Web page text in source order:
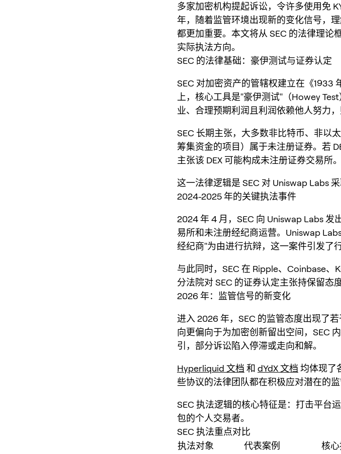
多家加密机构提起诉讼，令许多使用免
年，随着监管环境出现新的变化信号，
都更加重要。本文将从 SEC 的法律理论
实际执法方向。
SEC 的法律基础：豪伊测试与证券认定
SEC 对加密资产的管辖权建立在《1933
上，核心工具是"豪伊测试"（Howey
业、合理预期利润且利润依赖他人努力，
SEC 长期主张，大多数非比特币、非以
筹集资金的项目）属于未注册证券。若
主张该 DEX 可能构成未注册证券交易所。
这一法律逻辑是 SEC 对 Uniswap Labs
2024-2025 年的关键执法事件
2024 年 4 月，SEC 向 Uniswap Labs
易所和未注册经纪商运营。Uniswap
经纪商"为由进行抗辩，这一案件引发了
与此同时，SEC 在 Ripple、Coinbase
分法院对 SEC 的证券认定主张持保留态
2026 年：监管信号的新变化
进入 2026 年，SEC 的监管态度出现了
向更偏向于为加密创新留出空间，SEC
引，部分诉讼陷入停滞或走向和解。
Hyperliquid 文档 和 dYdX 文档 均体现了
些协议的法律团队都在积极应对潜在的监
SEC 执法逻辑的核心特征是：打击平台
包的个人交易者。
SEC 执法重点对比
执法对象
代表案例 核